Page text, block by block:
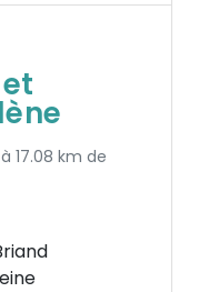
17.08 km de